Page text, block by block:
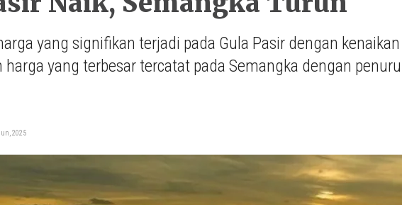
yang signifikan terjadi pada Gula Pasir dengan
harga yang terbesar tercatat pada Semangka dengan
2025